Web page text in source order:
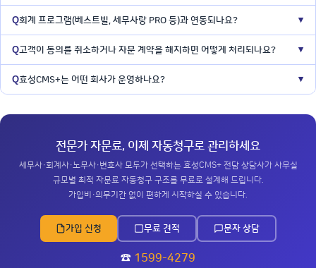
회계 프로그램(베스트빌, 세무사랑 PRO 등)과 연동되나요? ▼
고객이 동의를 취소하거나 자문 계약을 해지하면 어떻게 처리되나요? ▼
효성CMS+는 어떤 회사가 운영하나요? ▼
전문가 자문료, 이제 자동청구로 관리하세요
세무사·회계사·노무사·변호사 모두가 선택하는 효성CMS+ 전담 상담사가 사무실
규모별 최적 자문료 자동청구 구조를 무료로 설계해 드립니다.
가입비·의무기간 없이 편하게 시작하실 수 있습니다.
가입 신청 무료 견적 문자 상담
☎ 1599-4279